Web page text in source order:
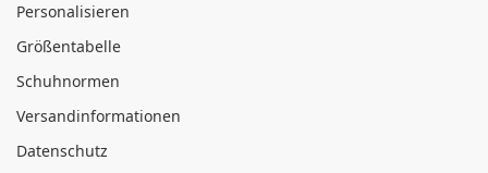
Personalisieren
Größentabelle
Schuhnormen
Versandinformationen
Datenschutz